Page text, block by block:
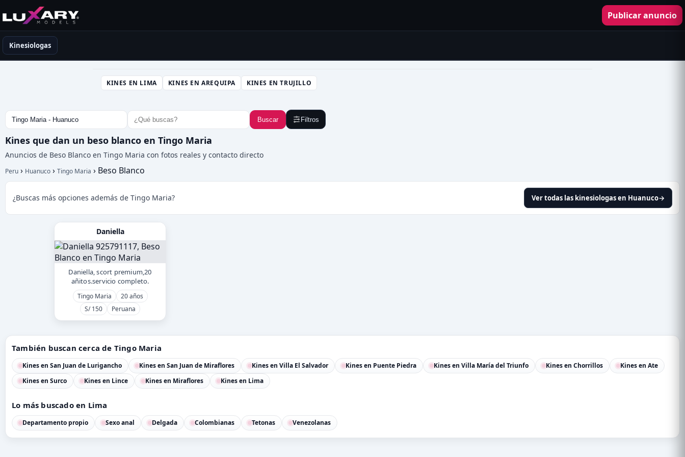
Kinesiólogas en Perú
Publicar anuncio
Kinesiologas
KINES EN LIMA KINES EN AREQUIPA KINES EN TRUJILLO
Buscar Filtros
Kines que dan un beso blanco en Tingo Maria
Anuncios de Beso Blanco en Tingo Maria con fotos reales y contacto directo
Peru › Huanuco › Tingo Maria › Beso Blanco
¿Buscas más opciones además de Tingo Maria? Ver todas las kinesiologas en Huanuco→
Daniella
Daniella, scort premium,20
añitos.servicio completo.
Tingo Maria
20 años
S/ 150
Peruana
También buscan cerca de Tingo Maria
Kines en San Juan de Lurigancho Kines en San Juan de Miraflores Kines en Villa El Salvador Kines en Puente Piedra Kines en Villa María del Triunfo Kines en Chorrillos
Kines en Ate
Kines en Surco
Kines en Lince Kines en Miraflores Kines en Lima
Lo más buscado en Lima
Departamento propio Sexo anal Delgada Colombianas Tetonas Venezolanas